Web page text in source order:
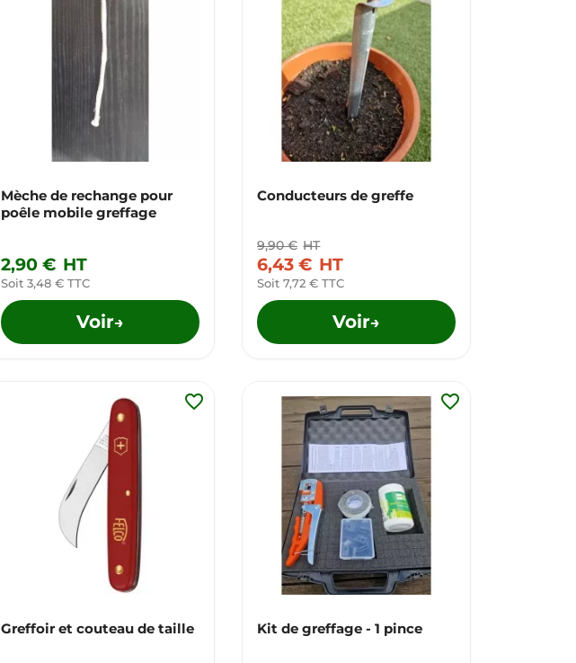
Mèche de rechange pour
poêle mobile greffage
2,90 € HT
Soit 3,48 € TTC
Voir→
Conducteurs de greffe
9,90 € HT
6,43 € HT
Soit 7,72 € TTC
Voir→
Greffoir et couteau de taille
favorite_border
Kit de greffage - 1 pince
favorite_border